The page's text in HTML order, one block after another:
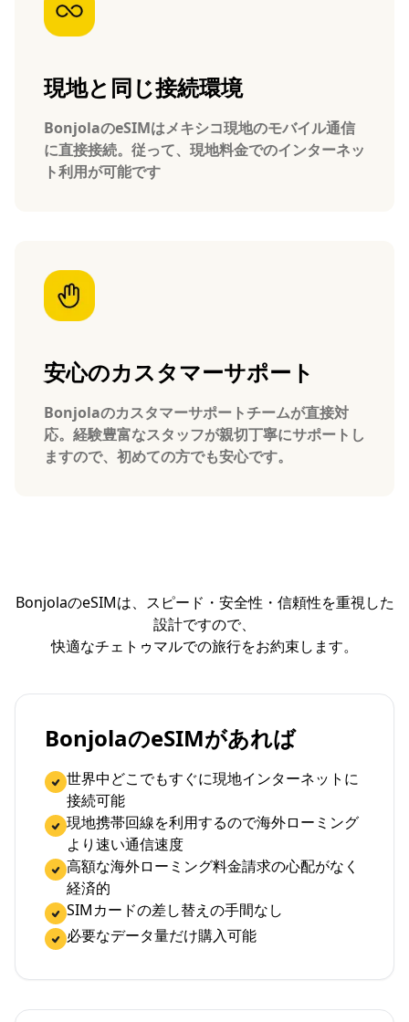
現地と同じ接続環境
BonjolaのeSIMはメキシコ現地のモバイル通信
に直接接続。従って、現地料金でのインターネッ
ト利用が可能です
安心のカスタマーサポート
Bonjolaのカスタマーサポートチームが直接対
応。経験豊富なスタッフが親切丁寧にサポートし
ますので、初めての方でも安心です。
BonjolaのeSIMは、スピード・安全性・信頼性を重視した
設計ですので、
快適なチェトゥマルでの旅行をお約束します。
BonjolaのeSIMがあれば
世界中どこでもすぐに現地インターネットに
接続可能
現地携帯回線を利用するので海外ローミング
より速い通信速度
高額な海外ローミング料金請求の心配がなく
経済的
SIMカードの差し替えの手間なし
必要なデータ量だけ購入可能